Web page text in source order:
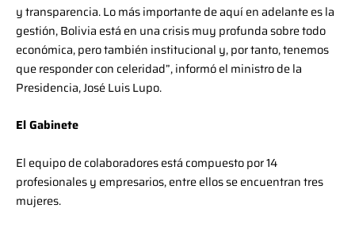
y transparencia. Lo más importante de aquí en adelante es la
gestión, Bolivia está en una crisis muy profunda sobre todo
económica, pero también institucional y, por tanto, tenemos
que responder con celeridad”, informó el ministro de la
Presidencia, José Luis Lupo.
El Gabinete
El equipo de colaboradores está compuesto por 14
profesionales y empresarios, entre ellos se encuentran tres
mujeres.